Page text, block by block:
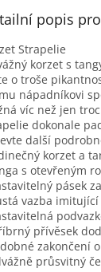
popis
Strapelie
korzet s
o troše
nápadníkovi
víc než jen
dokonale
další
korzet a
s otevřeným
pásek
vazba
přívěsek
zakončení
průsvitný